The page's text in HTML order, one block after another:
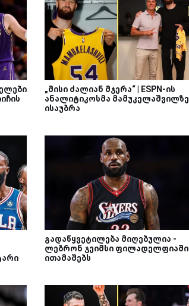
„მისი ძალიან მჯერა“ | ESPN-ის
ანალიტიკოსმა მამუკელაშვილზე
ისაუბრა
გადაწყვეტილება მიღებულია -
ლებრონ ჯეიმსი ფილადელფიაში
ითამაშებს